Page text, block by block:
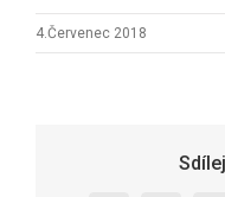
4.Červenec 2018